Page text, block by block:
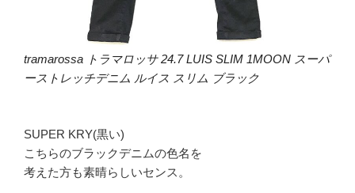
tramarossa トラマロッサ 24.7 LUIS SLIM 1MOON スーパ
ーストレッチデニム ルイス スリム ブラック
SUPER KRY(黒い)
こちらのブラックデニムの色名を
考えた方も素晴らしいセンス。